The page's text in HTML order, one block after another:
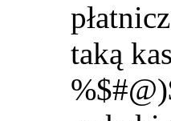
taką